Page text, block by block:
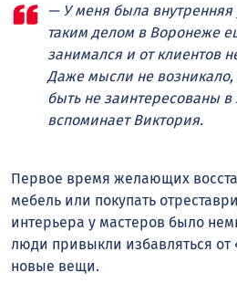
— У меня была внутренняя
таким делом в Воронеже
занимался и от клиентов
Даже мысли не возникало,
быть не заинтересованы в
вспоминает Виктория.
Первое время желающих
мебель или покупать
интерьера у мастеров было
люди привыкли избавляться от
новые вещи.